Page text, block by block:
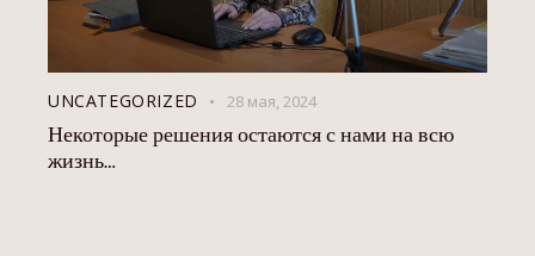
UNCATEGORIZED 28 мая, 2024
Некоторые решения остаются с нами на всю
жизнь…